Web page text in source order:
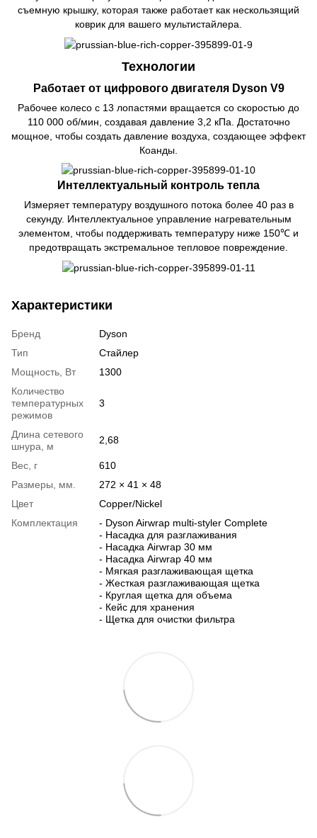
съемную крышку, которая также работает как нескользящий
коврик для вашего мультистайлера.
Технологии
Работает от цифрового двигателя Dyson V9
Рабочее колесо с 13 лопастями вращается со скоростью до
110 000 об/мин, создавая давление 3,2 кПа. Достаточно
мощное, чтобы создать давление воздуха, создающее эффект
Коанды.
Интеллектуальный контроль тепла
Измеряет температуру воздушного потока более 40 раз в
секунду. Интеллектуальное управление нагревательным
элементом, чтобы поддерживать температуру ниже 150℃ и
предотвращать экстремальное тепловое повреждение.
Характеристики
Бренд
Dyson
Тип
Cтайлер
Мощность, Вт
1300
Количество
температурных
режимов
3
Длина сетевого
шнура, м
2,68
Вес, г
610
Размеры, мм.
272 × 41 × 48
Цвет
Copper/Nickel
Комплектация
- Dyson Airwrap multi-styler Complete
- Насадка для разглаживания
- Насадка Airwrap 30 мм
- Насадка Airwrap 40 мм
- Мягкая разглаживающая щетка
- Жесткая разглаживающая щетка
- Круглая щетка для объема
- Кейс для хранения
- Щетка для очистки фильтра